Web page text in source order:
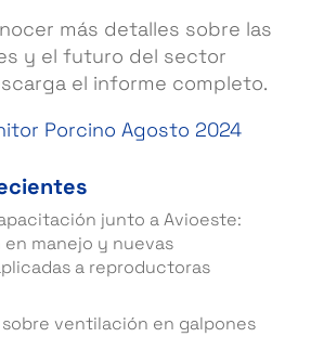
más detalles sobre las
y el futuro del sector
el informe completo.
Porcino Agosto 2024
junto a Avioeste:
manejo y nuevas
a reproductoras
ventilación en galpones